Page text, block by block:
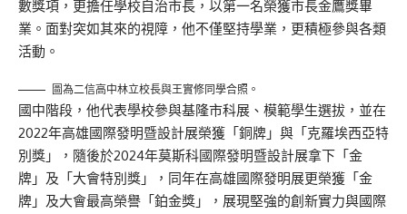
數獎項，更擔任學校自治市長，以第一名榮獲市長金鷹獎畢
業。面對突如其來的視障，他不僅堅持學業，更積極參與各類
活動。
圖為二信高中林立校長與王實修同學合照。
國中階段，他代表學校參與基隆市科展、模範學生選拔，並在
2022年高雄國際發明暨設計展榮獲「銅牌」與「克羅埃西亞特
別獎」，隨後於2024年莫斯科國際發明暨設計展拿下「金
牌」及「大會特別獎」，同年在高雄國際發明展更榮獲「金
牌」及大會最高榮譽「鉑金獎」，展現堅強的創新實力與國際